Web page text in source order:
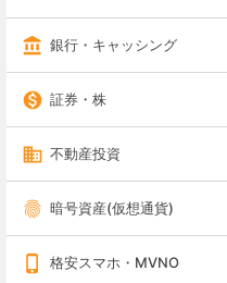
銀行・キャッシング
証券・株
不動産投資
暗号資産(仮想通貨)
格安スマホ・MVNO